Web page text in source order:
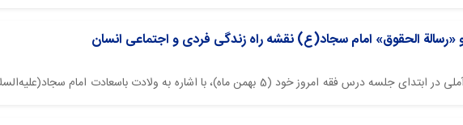
الحقوق» امام سجاد(ع) نقشه راه زندگی فردی و اجتماعی انسان
پایگاه اطلاع رسانی اسراء: آیت‌الله‌العظمی جوادی آملی در ابتدای جلسه درس فقه امروز خود (5 بهمن ماه)، با